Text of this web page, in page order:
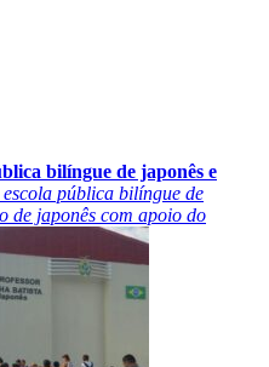
bilíngue de japonês e
pública bilíngue de
de japonês com apoio do